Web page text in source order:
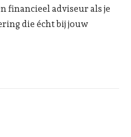
financieel adviseur als je
die écht bij jouw